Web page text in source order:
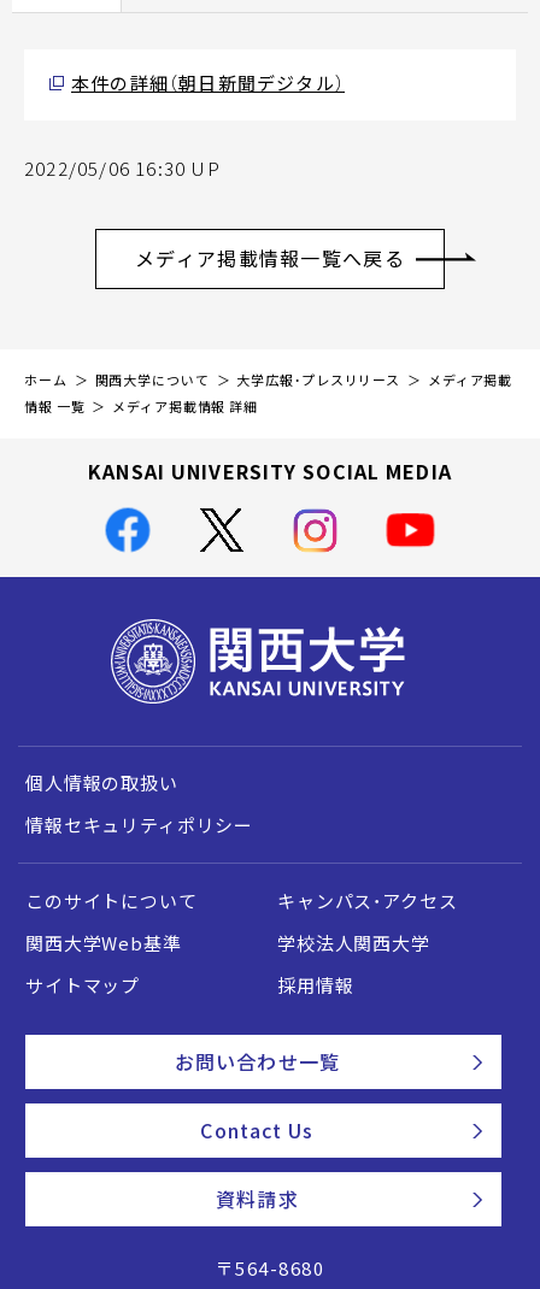
本件の詳細（朝日新聞デジタル）
2022/05/06 16:30 UP
メディア掲載情報一覧へ戻る
ホーム 関西大学について 大学広報・プレスリリース
メディア掲載
情報 一覧
メディア掲載情報 詳細
KANSAI UNIVERSITY SOCIAL MEDIA
個人情報の取扱い
情報セキュリティポリシー
このサイトについて
キャンパス・アクセス
関西大学Web基準
学校法人関西大学
サイトマップ
採用情報
お問い合わせ一覧
Contact Us
資料請求
〒564-8680